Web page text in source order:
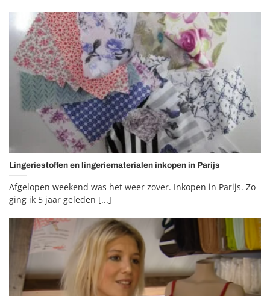
Lingeriestoffen en lingeriematerialen inkopen in Parijs
Afgelopen weekend was het weer zover. Inkopen in Parijs. Zo
ging ik 5 jaar geleden [...]